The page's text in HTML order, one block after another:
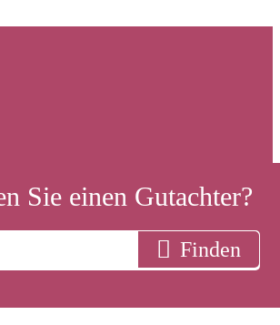
Sie einen Gutachter?
Finden